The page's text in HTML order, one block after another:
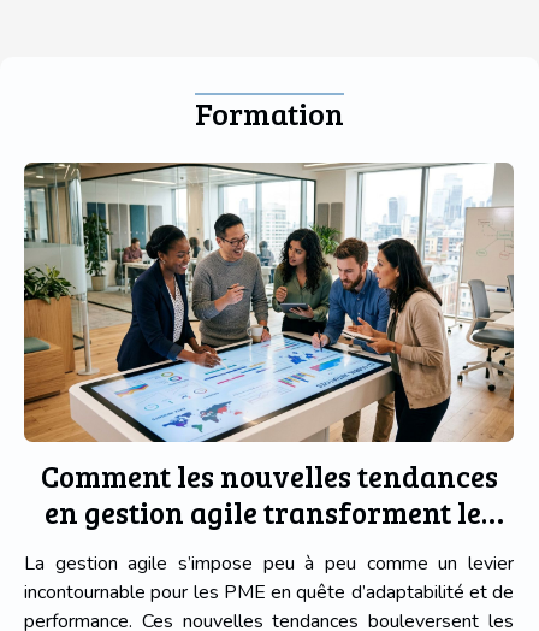
ces innovations apportent aux professionnels de la
impacts de cette avancée technologique sur l'industrie
créative. Innovation...
Formation
Comment les nouvelles tendances
en gestion agile transforment les
PME ?
La gestion agile s’impose peu à peu comme un levier
incontournable pour les PME en quête d’adaptabilité et de
performance. Ces nouvelles tendances bouleversent les